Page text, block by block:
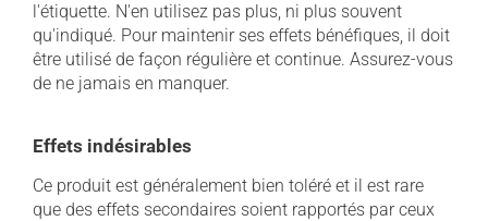
l'étiquette. N'en utilisez pas plus, ni plus souvent
qu'indiqué. Pour maintenir ses effets bénéfiques, il doit
être utilisé de façon régulière et continue. Assurez-vous
de ne jamais en manquer.
Effets indésirables
Ce produit est généralement bien toléré et il est rare
que des effets secondaires soient rapportés par ceux